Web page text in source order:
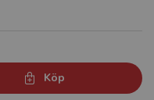
Köp